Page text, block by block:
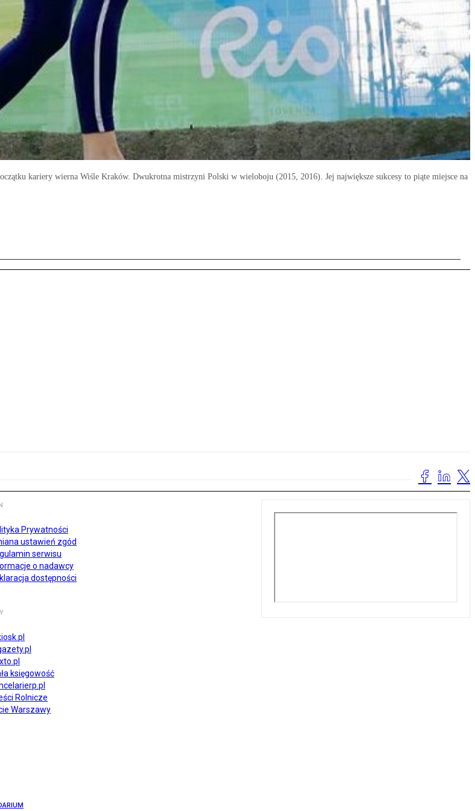
kariery wierna Wiśle Kraków. Dwukrotna mistrzyni Polski w wieloboju (2015, 2016). Jej największe sukcesy to piąte miejsce na
Prywatności
ustawień zgód
serwisu
o nadawcy
dostępności
księgowość
Rolnicze
Warszawy